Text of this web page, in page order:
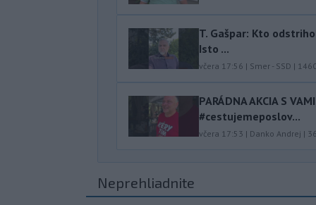
T. Gašpar: Kto
Isto ...
včera 17:56 | Smer - SSD |
PARÁDNA AKCIA S
#cestujemeposlov...
včera 17:53 | Danko Andrej |
Neprehliadnite